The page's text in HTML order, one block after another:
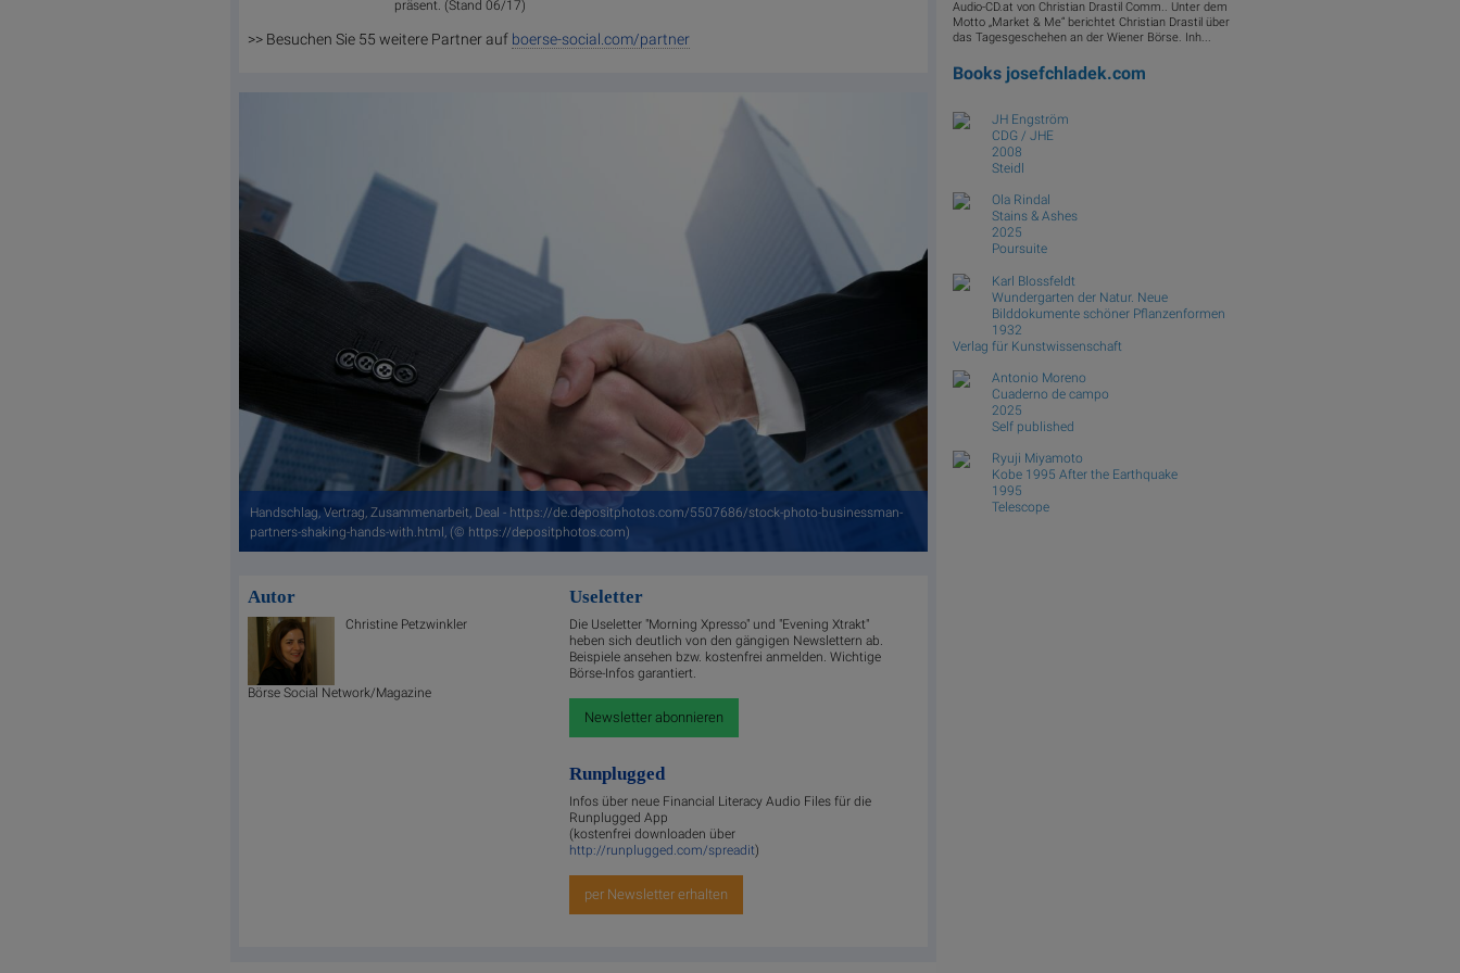
präsent. (Stand 06/17)
>> Besuchen Sie 55 weitere Partner auf boerse-social.com/partner
Handschlag, Vertrag, Zusammenarbeit, Deal - https://de.depositphotos.com/5507686/stock-photo-businessman-
partners-shaking-hands-with.html, (© https://depositphotos.com)
Autor
Christine Petzwinkler
Börse Social Network/Magazine
Useletter
Die Useletter "Morning Xpresso" und "Evening Xtrakt"
heben sich deutlich von den gängigen Newslettern ab.
Beispiele ansehen bzw. kostenfrei anmelden. Wichtige
Börse-Infos garantiert.
Newsletter abonnieren
Runplugged
Infos über neue Financial Literacy Audio Files für die
Runplugged App
(kostenfrei downloaden über
http://runplugged.com/spreadit)
per Newsletter erhalten
Audio-CD.at von Christian Drastil Comm.. Unter dem
Motto „Market & Me“ berichtet Christian Drastil über
das Tagesgeschehen an der Wiener Börse. Inh...
Books josefchladek.com
JH Engström
CDG / JHE
2008
Steidl
Ola Rindal
Stains & Ashes
2025
Poursuite
Karl Blossfeldt
Wundergarten der Natur. Neue
Bilddokumente schöner Pflanzenformen
1932
Verlag für Kunstwissenschaft
Antonio Moreno
Cuaderno de campo
2025
Self published
Ryuji Miyamoto
Kobe 1995 After the Earthquake
1995
Telescope